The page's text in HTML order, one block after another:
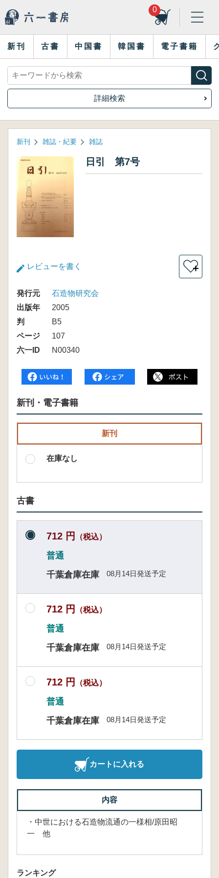
0
新刊 古書 中国書 韓国書 電子書籍
詳細検索
新刊 雑誌・紀要 雑誌
日引 第7号
レビューを書く ＋
発行元
石造物研究会
出版年
2005
判
B5
ページ
107
六一ID
N00340
新刊・電子書籍
新刊
在庫なし
古書
712 円 （税込）
普通
千葉倉庫在庫
08月14日発送予定
712 円 （税込）
普通
千葉倉庫在庫
08月14日発送予定
712 円 （税込）
普通
千葉倉庫在庫
08月14日発送予定
カートに入れる
内容
・中世における石造物流通の一様相/原田昭
一 他
ランキング